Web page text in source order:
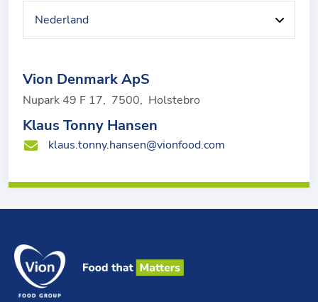
Vion Denmark ApS
Nupark 49 F 17, 7500, Holstebro
Klaus Tonny Hansen
klaus.tonny.hansen@vionfood.com